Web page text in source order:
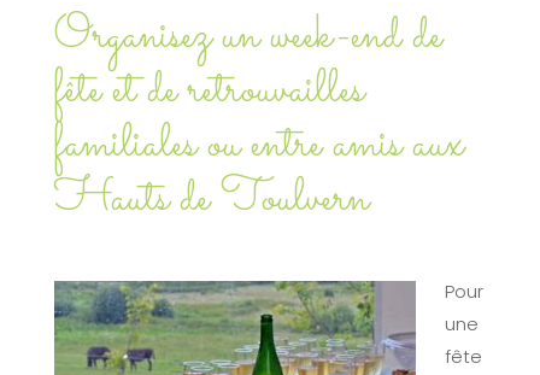
Organisez un week-end de
fête et de retrouvailles
familiales ou entre amis aux
Hauts de Toulvern
Pour
une
fête